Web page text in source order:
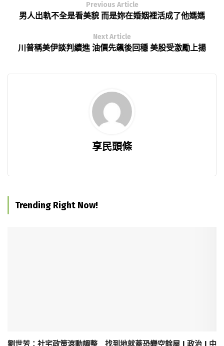
Previous Article
男人出軌不全是看美貌 而是妳在婚姻裡活成了他媽媽
Next Article
川普稱美伊談判續進 油價先飆後回穩 美股受激勵上揚
享民頭條
Trending Right Now!
劉世芳：社宅政策滾動調整 找到地就蓋恐變空餘屋 | 政治 | 中